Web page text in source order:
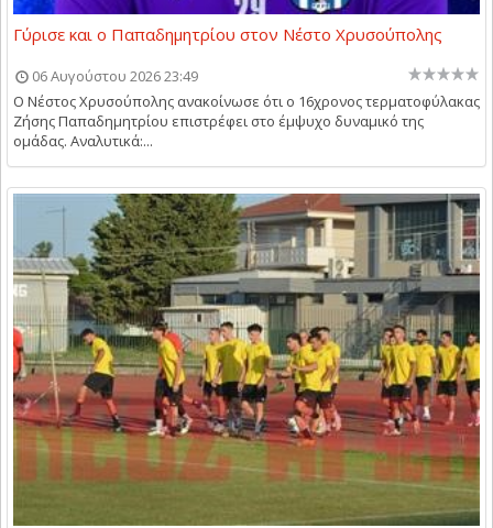
Γύρισε και ο Παπαδημητρίου στον Νέστο Χρυσούπολης
06 Αυγούστου 2026 23:49
Ο Νέστος Χρυσούπολης ανακοίνωσε ότι ο 16χρονος τερματοφύλακας
Ζήσης Παπαδημητρίου επιστρέφει στο έμψυχο δυναμικό της
ομάδας. Αναλυτικά:...